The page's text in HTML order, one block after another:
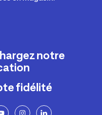
notre
fidélité